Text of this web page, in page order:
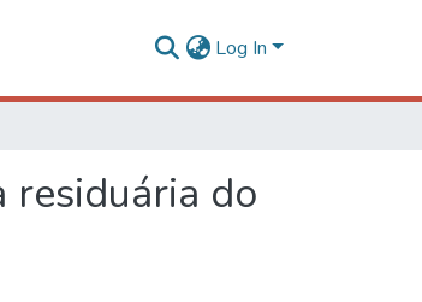
Log In
residuária do